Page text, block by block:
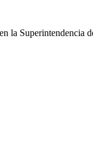
la Superintendencia